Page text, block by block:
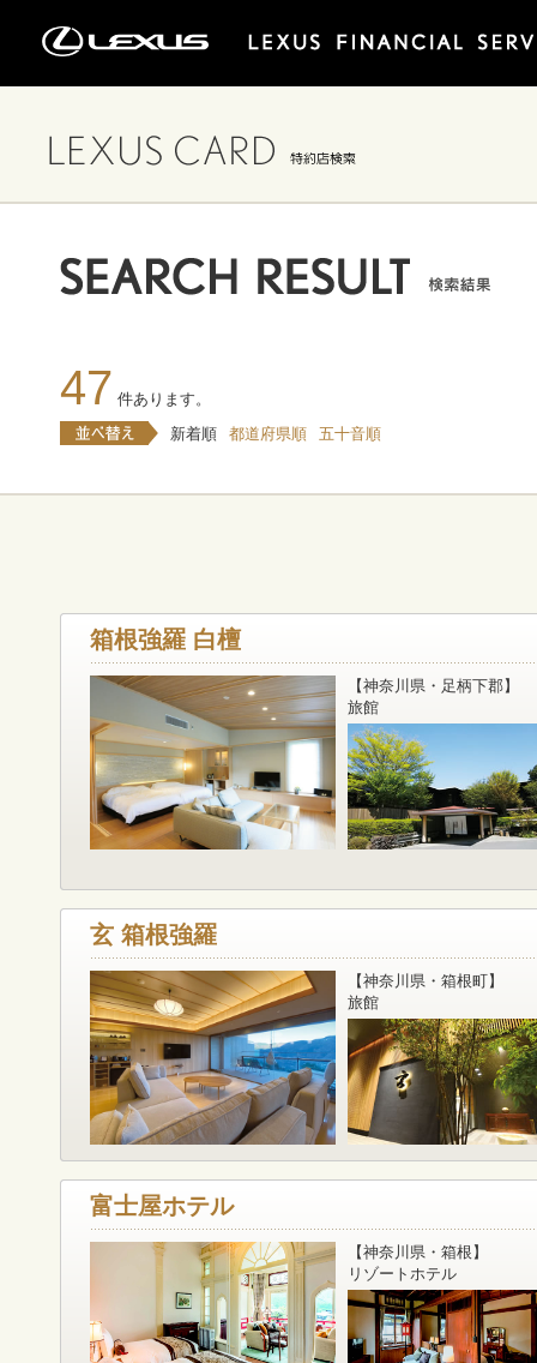
47 件あります。
新着順
都道府県順 五十音順
箱根強羅 白檀
【神奈川県・足柄下郡】
旅館
玄 箱根強羅
【神奈川県・箱根町】
旅館
富士屋ホテル
【神奈川県・箱根】
リゾートホテル